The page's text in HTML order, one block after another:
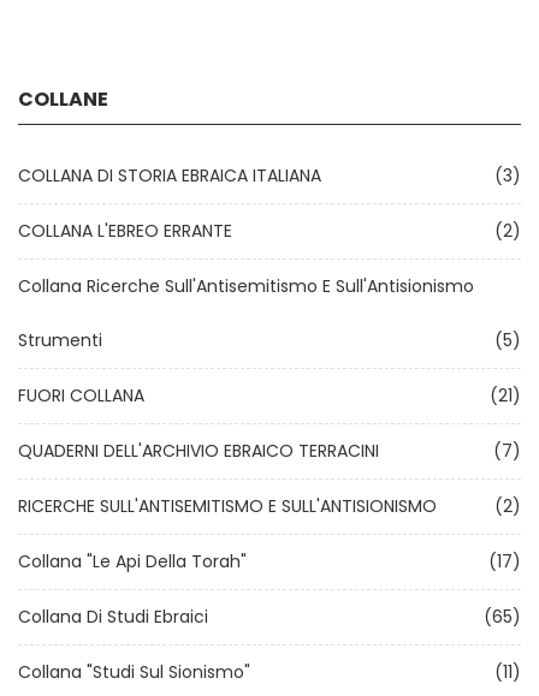
COLLANE
COLLANA DI STORIA EBRAICA ITALIANA (3)
COLLANA L'EBREO ERRANTE (2)
Collana Ricerche Sull'Antisemitismo E Sull'Antisionismo
Strumenti (5)
FUORI COLLANA (21)
QUADERNI DELL'ARCHIVIO EBRAICO TERRACINI (7)
RICERCHE SULL'ANTISEMITISMO E SULL'ANTISIONISMO (2)
Collana "Le Api Della Torah" (17)
Collana Di Studi Ebraici (65)
Collana "Studi Sul Sionismo" (11)